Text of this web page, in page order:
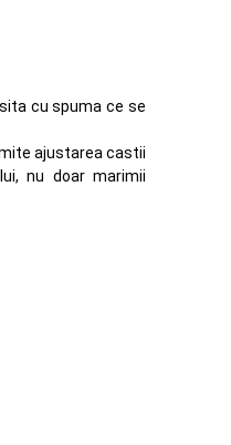
cu spuma ce se
ajustarea castii
nu doar marimii